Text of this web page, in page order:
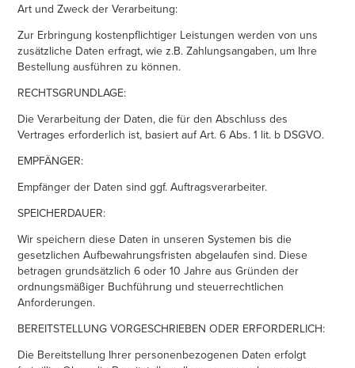
Art und Zweck der Verarbeitung:
Zur Erbringung kostenpflichtiger Leistungen werden von uns
zusätzliche Daten erfragt, wie z.B. Zahlungsangaben, um Ihre
Bestellung ausführen zu können.
RECHTSGRUNDLAGE:
Die Verarbeitung der Daten, die für den Abschluss des
Vertrages erforderlich ist, basiert auf Art. 6 Abs. 1 lit. b DSGVO.
EMPFÄNGER:
Empfänger der Daten sind ggf. Auftragsverarbeiter.
SPEICHERDAUER:
Wir speichern diese Daten in unseren Systemen bis die
gesetzlichen Aufbewahrungsfristen abgelaufen sind. Diese
betragen grundsätzlich 6 oder 10 Jahre aus Gründen der
ordnungsmäßiger Buchführung und steuerrechtlichen
Anforderungen.
BEREITSTELLUNG VORGESCHRIEBEN ODER ERFORDERLICH:
Die Bereitstellung Ihrer personenbezogenen Daten erfolgt